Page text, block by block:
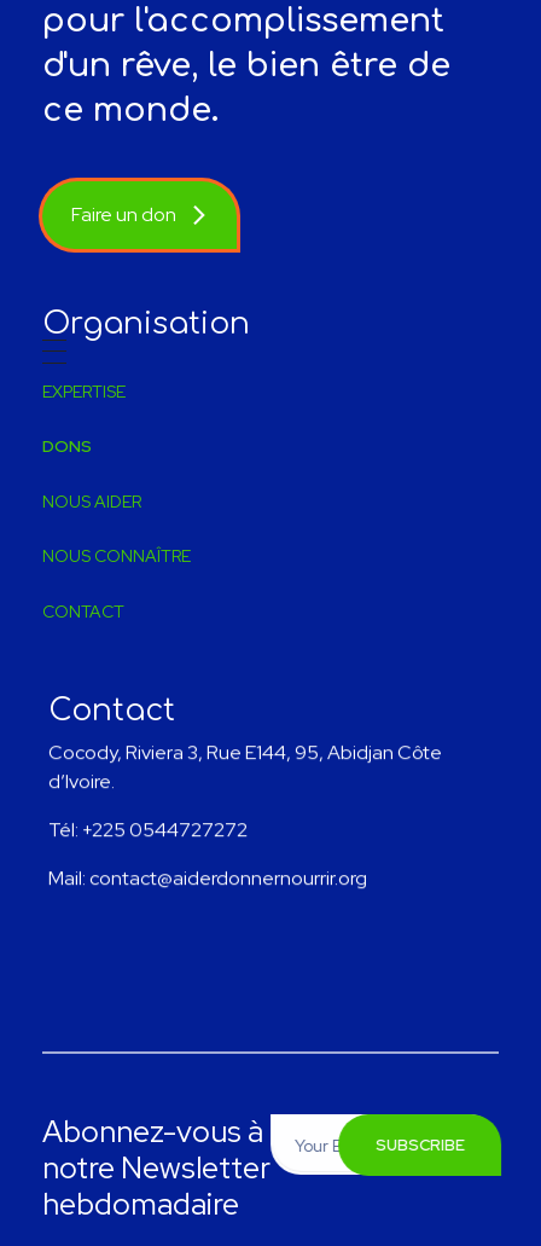
pour l'accomplissement
d'un rêve, le bien être de
ce monde.
Faire un don
Organisation
EXPERTISE
DONS
NOUS AIDER
NOUS CONNAÎTRE
CONTACT
Contact
Cocody, Riviera 3, Rue E144, 95, Abidjan Côte
d’Ivoire.
Tél: +225 0544727272
Mail: contact@aiderdonnernourrir.org
Abonnez-vous à
notre Newsletter
hebdomadaire